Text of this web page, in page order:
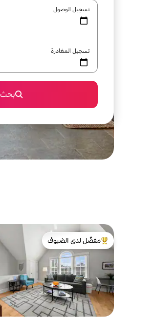
تسجيل الوصول
تسجيل المغادرة
بحث
من أبرز البيوت المفضّلة لدى الضيوف
مفضّل لدى الضيوف